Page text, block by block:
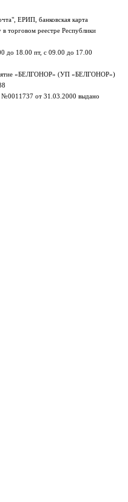
ЕРИП, банковская карта
торговом реестре Республики
до 18.00 пт, с 09.00 до 17.00
«БЕЛГОНОР» (УП «БЕЛГОНОР»)
№0011737 от 31.03.2000 выдано